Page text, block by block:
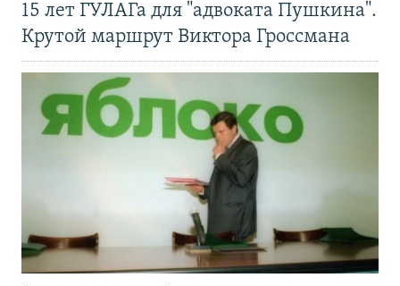
15 лет ГУЛАГа для "адвоката Пушкина".
Крутой маршрут Виктора Гроссмана